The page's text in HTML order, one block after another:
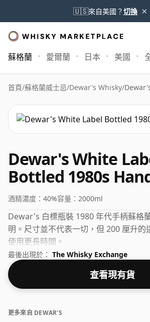
🇺🇸來自美國？切換 ×
蘇格蘭 愛爾蘭 日本 美國
首頁/蘇格蘭威士忌/Dewar's Whisky/
Dewar's White
Bottled 1980s
酒精濃度： 40%容量： 2000ml
Dewar's 白標瓶裝 1980 年代手柄蘇格
明。尺寸並不代表一切，但 200 厘升的
使用更長時間。
最後出現於： The Whisky Exchange
查看現有貨
更多來自 DEWAR'S